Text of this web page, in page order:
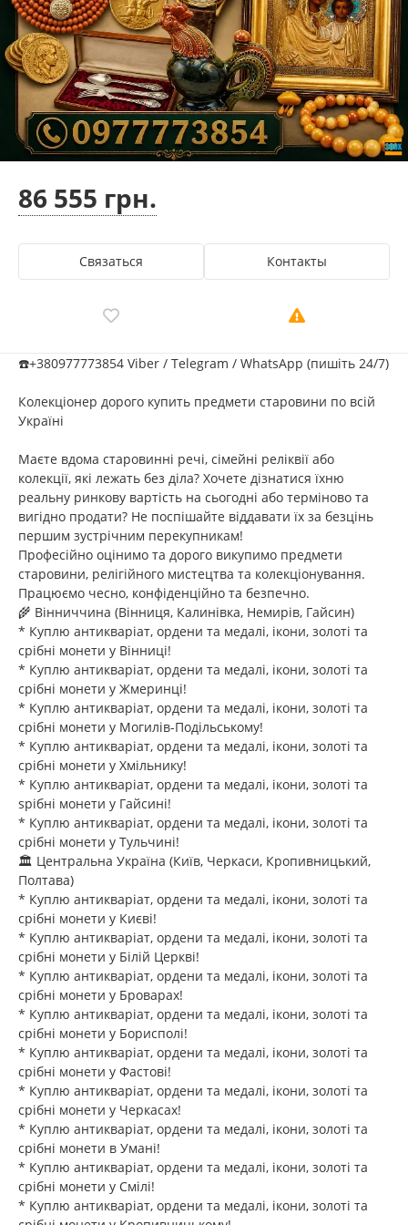
86 555 грн.
Связаться Контакты
☎️+380977773854 Viber / Telegram / WhatsApp (пишіть 24/7)
Колекціонер дорого купить предмети старовини по всій
Україні
Маєте вдома старовинні речі, сімейні реліквії або
колекції, які лежать без діла? Хочете дізнатися їхню
реальну ринкову вартість на сьогодні або терміново та
вигідно продати? Не поспішайте віддавати їх за безцінь
першим зустрічним перекупникам!
Професійно оцінимо та дорого викупимо предмети
старовини, релігійного мистецтва та колекціонування.
Працюємо чесно, конфіденційно та безпечно.
🌾 Вінниччина (Вінниця, Калинівка, Немирів, Гайсин)
* Куплю антикваріат, ордени та медалі, ікони, золоті та
срібні монети у Вінниці!
* Куплю антикваріат, ордени та медалі, ікони, золоті та
срібні монети у Жмеринці!
* Куплю антикваріат, ордени та медалі, ікони, золоті та
срібні монети у Могилів-Подільському!
* Куплю антикваріат, ордени та медалі, ікони, золоті та
срібні монети у Хмільнику!
* Куплю антикваріат, ордени та медалі, ікони, золоті та
sрібні монети у Гайсині!
* Куплю антикваріат, ордени та медалі, ікони, золоті та
срібні монети у Тульчині!
🏛️ Центральна Україна (Київ, Черкаси, Кропивницький,
Полтава)
* Куплю антикваріат, ордени та медалі, ікони, золоті та
срібні монети у Києві!
* Куплю антикваріат, ордени та медалі, ікони, золоті та
срібні монети у Білій Церкві!
* Куплю антикваріат, ордени та медалі, ікони, золоті та
срібні монети у Броварах!
* Куплю антикваріат, ордени та медалі, ікони, золоті та
срібні монети у Борисполі!
* Куплю антикваріат, ордени та медалі, ікони, золоті та
срібні монети у Фастові!
* Куплю антикваріат, ордени та медалі, ікони, золоті та
срібні монети у Черкасах!
* Куплю антикваріат, ордени та медалі, ікони, золоті та
срібні монети в Умані!
* Куплю антикваріат, ордени та медалі, ікони, золоті та
срібні монети у Смілі!
* Куплю антикваріат, ордени та медалі, ікони, золоті та